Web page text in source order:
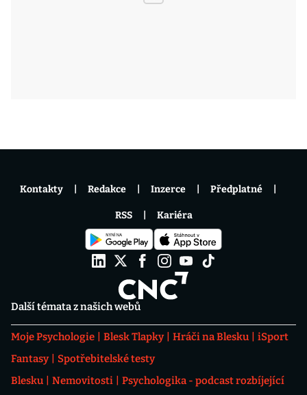
Další témata z našich webů
Moje Psychologie Blesk Tlapky Hráči na Blesku
iSport
Fantasy
Spotřebitelské testy
Blesku
Nemovitosti
Psychologika - podcast rozbíjející
Kontakty Redakce Inzerce Předplatné
RSS Kariéra